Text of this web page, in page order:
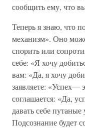
сообщить ему, что
Теперь я знаю, что
механизм». Оно
спорить или
себе: «Я хочу
вам: «Да, я хочу
заявляете: «Успех—
соглашается: «Да,
давать себе
Подсознание будет